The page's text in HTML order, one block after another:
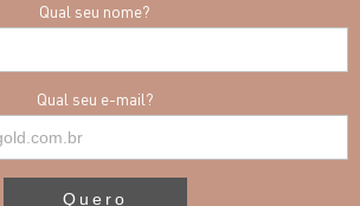
Qual seu nome?
Qual seu e-mail?
Quero